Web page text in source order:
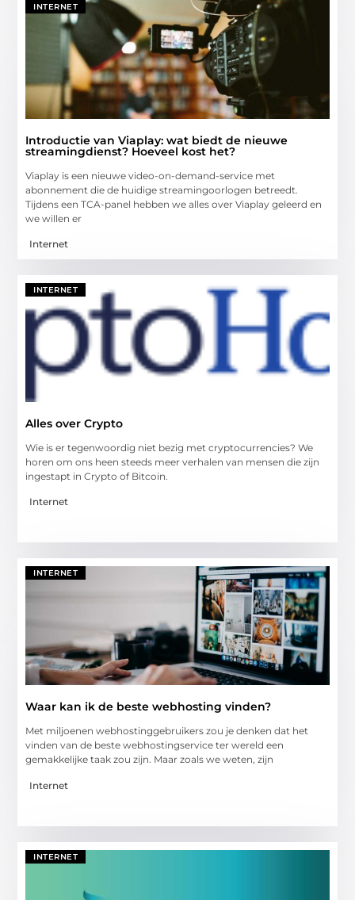
INTERNET
Introductie van Viaplay: wat biedt de nieuwe
streamingdienst? Hoeveel kost het?
Viaplay is een nieuwe video-on-demand-service met
abonnement die de huidige streamingoorlogen betreedt.
Tijdens een TCA-panel hebben we alles over Viaplay geleerd en
we willen er
Internet
INTERNET
Alles over Crypto
Wie is er tegenwoordig niet bezig met cryptocurrencies? We
horen om ons heen steeds meer verhalen van mensen die zijn
ingestapt in Crypto of Bitcoin.
Internet
INTERNET
Waar kan ik de beste webhosting vinden?
Met miljoenen webhostinggebruikers zou je denken dat het
vinden van de beste webhostingservice ter wereld een
gemakkelijke taak zou zijn. Maar zoals we weten, zijn
Internet
INTERNET